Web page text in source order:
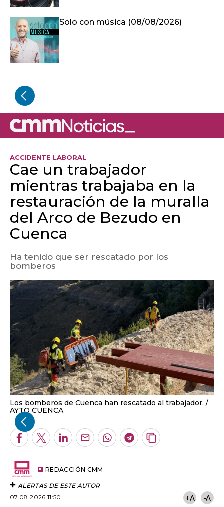
Solo con música (08/08/2026)
ACCIDENTE LABORAL
Cae un trabajador
mientras trabajaba en la
restauración de la muralla
del Arco de Bezudo en
Cuenca
Ha tenido que ser rescatado por los
bomberos
Los bomberos de Cuenca han rescatado al trabajador.
AYTO CUENCA
Facebook
TwitterLinkedInEnviarWhatsapp
Telegram
Copiar
REDACCIÓN CMM
ALERTAS DE ESTE AUTOR
07.08.2026 11:50
+A -A